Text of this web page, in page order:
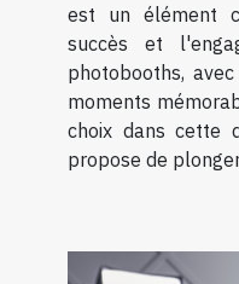
est un élément
succès et
photobooths,
moments
choix dans cette
propose de